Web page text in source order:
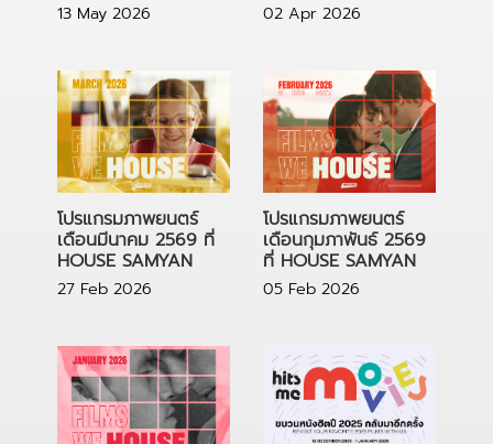
13 May 2026 02 Apr 2026
โปรแกรมภาพยนตร์
เดือนมีนาคม 2569 ที่
HOUSE SAMYAN
27 Feb 2026
โปรแกรมภาพยนตร์
เดือนกุมภาพันธ์ 2569
ที่ HOUSE SAMYAN
05 Feb 2026